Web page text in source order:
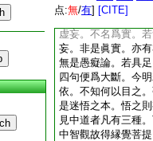
点:無/有] [CITE]
二無我理三無性理
妄。今總而究之。
虚妄。不名爲實。
妄。非是眞實。亦
無是愚癡論。若具
四句便爲大斷。今
依。不知何以目之
是迷悟之本。悟之
見中道者凡有三種
中智觀故得縁覺菩